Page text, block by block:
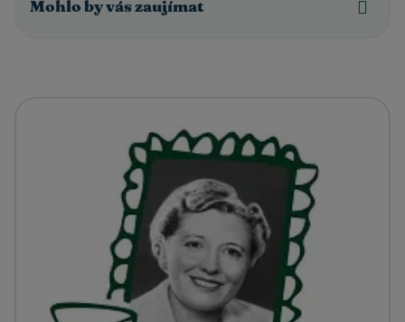
Mohlo by vás zaujímat